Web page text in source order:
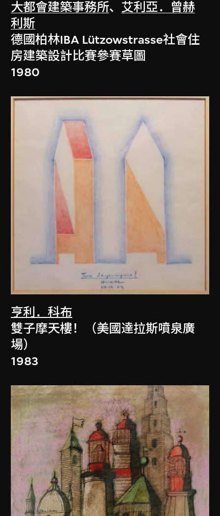
大都會建築事務所、 艾利亞．曾赫
利斯
德國柏林IBA Lützowstrasse社會住
房建築設計比賽參賽草圖
1980
亨利．科布
雙子摩天樓！（美國達拉斯噴泉廣
場）
1983